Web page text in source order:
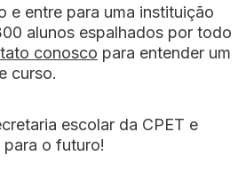
e entre para uma instituição
alunos espalhados por todo
conosco para entender um
curso.
escolar da CPET e
o futuro!